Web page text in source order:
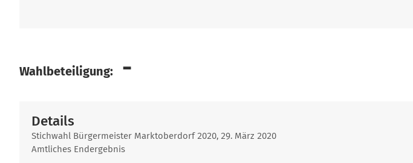
Wahlbeteiligung: -
Details
Details
Stichwahl Bürgermeister Marktoberdorf 2020, 29. März 2020
Amtliches Endergebnis